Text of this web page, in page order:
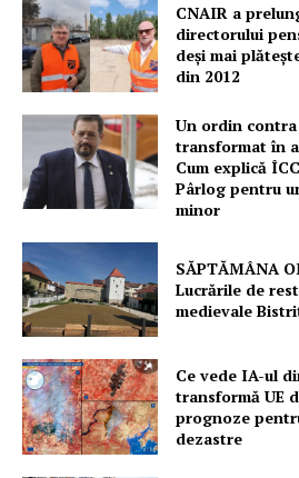
Despre noi / Echipa
Proiecte editoriale
Rețea
Contact
CNAIR a
directorului
deși mai
din 2012
Un ordin
transformat în
Cum explică
Pârlog pentru
minor
SĂPTĂMÂNA
Lucrările de
medievale
Ce vede IA-ul
transformă UE
prognoze
dezastre